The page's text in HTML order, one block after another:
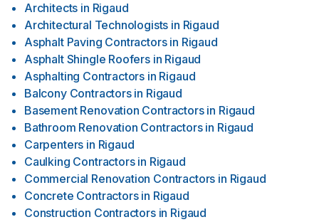
Architects in Rigaud
Architectural Technologists in Rigaud
Asphalt Paving Contractors in Rigaud
Asphalt Shingle Roofers in Rigaud
Asphalting Contractors in Rigaud
Balcony Contractors in Rigaud
Basement Renovation Contractors in Rigaud
Bathroom Renovation Contractors in Rigaud
Carpenters in Rigaud
Caulking Contractors in Rigaud
Commercial Renovation Contractors in Rigaud
Concrete Contractors in Rigaud
Construction Contractors in Rigaud